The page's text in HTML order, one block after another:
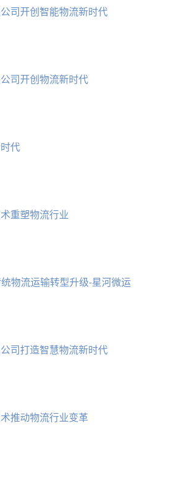
司开创智能物流新时代
司开创物流新时代
代
重塑物流行业
物流运输转型升级-星河微运
司打造智慧物流新时代
推动物流行业变革